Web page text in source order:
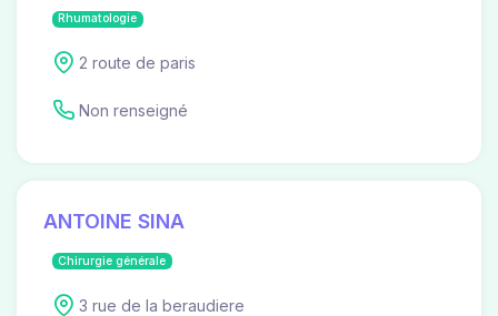
Rhumatologie
2 route de paris
Non renseigné
ANTOINE SINA
Chirurgie générale
3 rue de la beraudiere